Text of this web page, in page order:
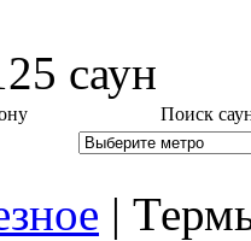
саун
Поиск
|